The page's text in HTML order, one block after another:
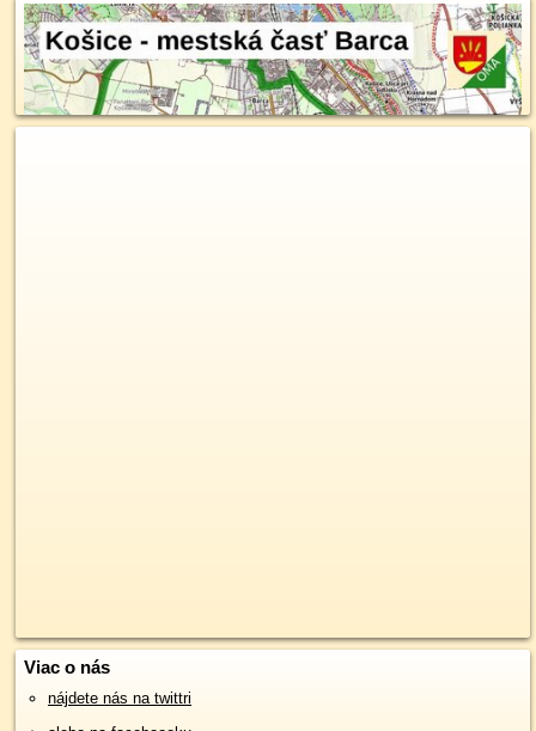
Viac o nás
nájdete nás na twittri